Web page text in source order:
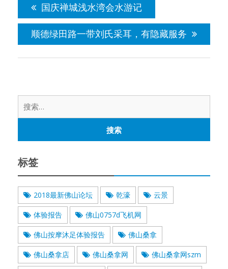
导
航
国庆禅城浅水湾会水游记
顺德绿田路一带刘氏采耳，有隐藏服务
标签
2018最新佛山论坛 乾濠 云景
体验报告 佛山0757d飞机网
佛山按摩沐足体验报告 佛山桑拿
佛山桑拿店 佛山桑拿网 佛山桑拿网szm